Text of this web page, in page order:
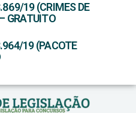
19 (CRIMES DE
GRATUITO
19 (PACOTE